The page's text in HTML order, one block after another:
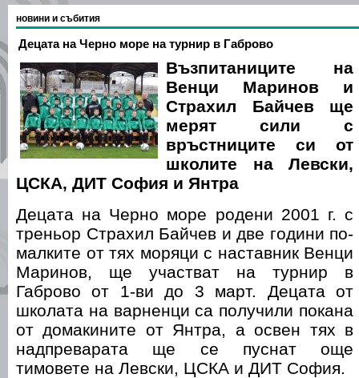
новини и събития
Децата на Черно море на турнир в Габрово
Възпитаниците на
Венци Маринов и
Страхил Байчев ще
мерят сили с
връстниците си от
школите на Левски,
ЦСКА, ДИТ София и Янтра
Децата на Черно море родени 2001 г. с
треньор Страхил Байчев и две години по-
малките от тях моряци с наставник Венци
Маринов, ще участват на турнир в
Габрово от 1-ви до 3 март. Децата от
школата на варненци са получили покана
от домакините от Янтра, а освен тях в
надпреварата ще се пуснат още
тимовете на Левски, ЦСКА и ДИТ София.